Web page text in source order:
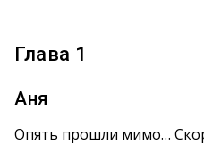
Глава 1
Аня
Опять прошли мимо…